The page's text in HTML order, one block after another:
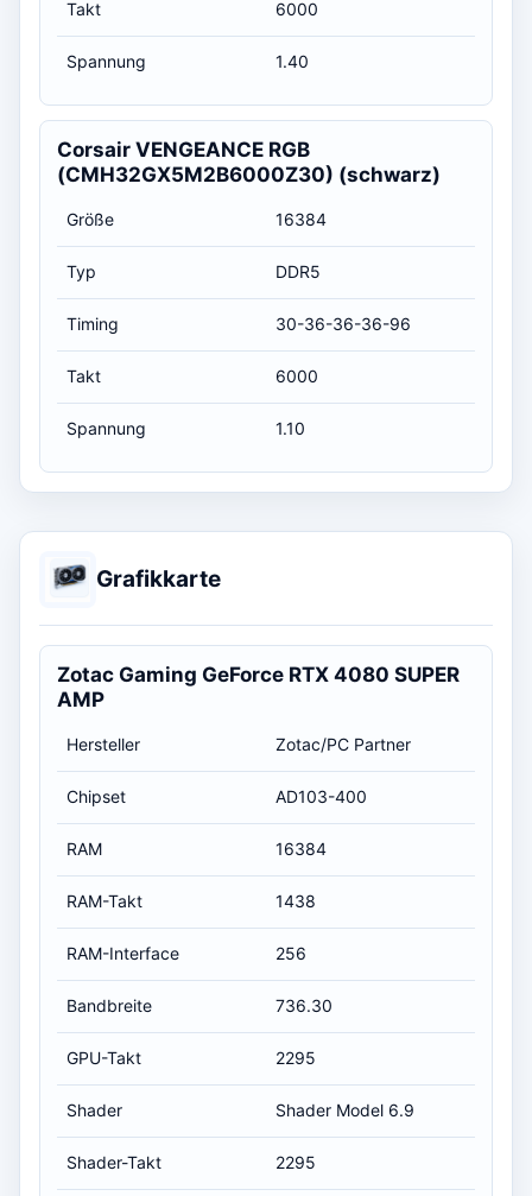
Takt 6000
Spannung 1.40
Corsair VENGEANCE RGB
(CMH32GX5M2B6000Z30) (schwarz)
Größe 16384
Typ DDR5
Timing 30-36-36-36-96
Takt 6000
Spannung 1.10
Grafikkarte
Zotac Gaming GeForce RTX 4080 SUPER
AMP
Hersteller Zotac/PC Partner
Chipset AD103-400
RAM 16384
RAM-Takt 1438
RAM-Interface 256
Bandbreite 736.30
GPU-Takt 2295
Shader Shader Model 6.9
Shader-Takt 2295